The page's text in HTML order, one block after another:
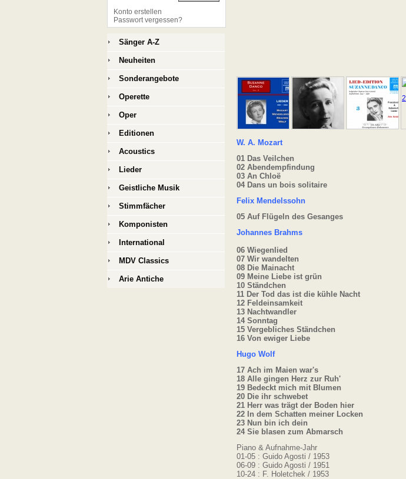
W. A. Mozart
01 Das Veilchen
02 Abendempfindung
03 An Chloë
04 Dans un bois solitaire
Felix Mendelssohn
05 Auf Flügeln des Gesanges
Johannes Brahms
06 Wiegenlied
07 Wir wandelten
08 Die Mainacht
09 Meine Liebe ist grün
10 Ständchen
11 Der Tod das ist die kühle Nacht
12 Feldeinsamkeit
13 Nachtwandler
14 Sonntag
15 Vergebliches Ständchen
16 Von ewiger Liebe
Hugo Wolf
17 Ach im Maien war's
18 Alle gingen Herz zur Ruh'
19 Bedeckt mich mit Blumen
20 Die ihr schwebet
21 Herr was trägt der Boden hier
22 In dem Schatten meiner Locken
23 Nun bin ich dein
24 Sie blasen zum Abmarsch
Piano & Aufnahme-Jahr
01-05 : Guido Agosti / 1953
06-09 : Guido Agosti / 1951
10-24 : F. Holetchek / 1953
Konto erstellen
Passwort vergessen?
Sänger A-Z
Neuheiten
Sonderangebote
Operette
Oper
Editionen
Acoustics
Lieder
Geistliche Musik
Stimmfächer
Komponisten
International
MDV Classics
Arie Antiche